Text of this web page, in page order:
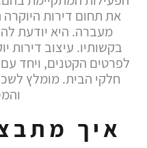
את תחום דירות
מעברה. היא יודעת
בקשותיו. עיצוב דירות
לפרטים הקטנים, ויחד
חלקי הבית. מומלץ
איך